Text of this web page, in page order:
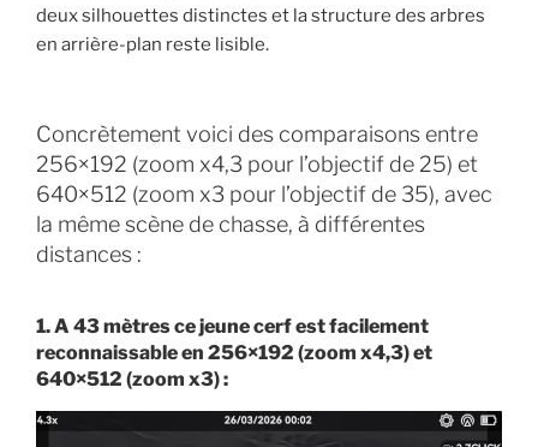
deux silhouettes distinctes et la structure des arbres
en arrière-plan reste lisible.
Concrètement voici des comparaisons entre
256×192 (zoom x4,3 pour l’objectif de 25) et
640×512 (zoom x3 pour l’objectif de 35), avec
la même scène de chasse, à différentes
distances :
1. A 43 mètres ce jeune cerf est facilement
reconnaissable en 256×192 (zoom x4,3) et
640×512 (zoom x3) :